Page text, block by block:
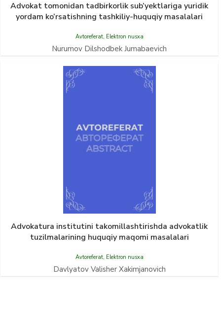
Advokat tomonidan tadbirkorlik sub’yektlariga yuridik
yordam ko’rsatishning tashkiliy-huquqiy masalalari
Avtoreferat, Elektron nusxa
Nurumov Dilshodbek Jumabaevich
Advokatura institutini takomillashtirishda advokatlik
tuzilmalarining huquqiy maqomi masalalari
Avtoreferat, Elektron nusxa
Davlyatov Valisher Xakimjanovich